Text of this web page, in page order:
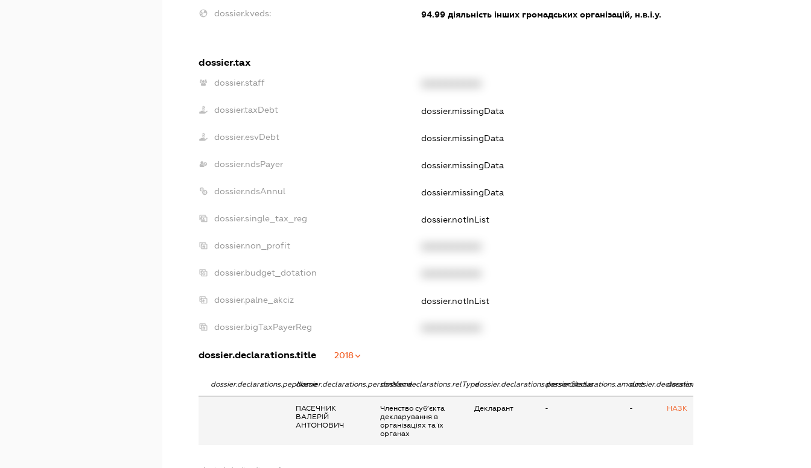
dossier.kveds: 94.99 діяльність інших громадських організацій, н.в.і.у.
dossier.tax
dossier.staff
dossier.taxDebt dossier.missingData
dossier.esvDebt dossier.missingData
dossier.ndsPayer dossier.missingData
dossier.ndsAnnul dossier.missingData
dossier.single_tax_reg dossier.notInList
dossier.non_profit
dossier.budget_dotation
dossier.palne_akciz dossier.notInList
dossier.bigTaxPayerReg
dossier.declarations.title 2018
dossier.declarations.pepNamedossier.declarations.personNamedossier.declarations.relTypedossier.declarations.personStatusdossier.declarations.amountdossier.declarations.currency
dossier.declarations.source
ПАСЕЧНИК
ВАЛЕРІЙ
АНТОНОВИЧ
Членство суб’єкта
декларування в
організаціях та їх
органах
Декларант - - НАЗК